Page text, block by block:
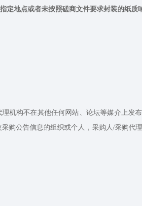
定地点或者未按照磋商文件要求封装的纸质
机构不在其他任何网站、论坛等媒介上发
购公告信息的组织或个人，采购人/采购代